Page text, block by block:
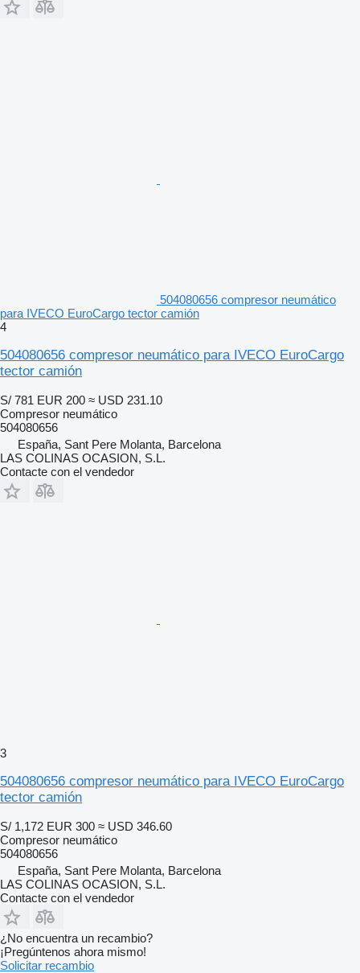
504080656 compresor neumático
para IVECO EuroCargo tector camión
4
504080656 compresor neumático para IVECO EuroCargo
tector camión
S/ 781 EUR 200 ≈ USD 231.10
Compresor neumático
504080656
España, Sant Pere Molanta, Barcelona
LAS COLINAS OCASION, S.L.
Contacte con el vendedor
3
504080656 compresor neumático para IVECO EuroCargo
tector camión
S/ 1,172 EUR 300 ≈ USD 346.60
Compresor neumático
504080656
España, Sant Pere Molanta, Barcelona
LAS COLINAS OCASION, S.L.
Contacte con el vendedor
¿No encuentra un recambio?
¡Pregúntenos ahora mismo!
Solicitar recambio